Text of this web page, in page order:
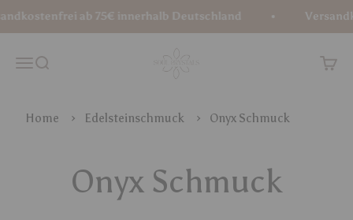
ab 75€ innerhalb Deutschland
MenüSuche
Home Edelsteinschmuck Onyx Schmuck